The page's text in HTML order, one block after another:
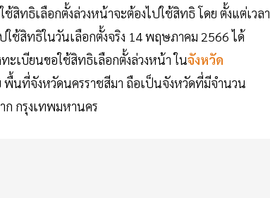
สิทธิเลือกตั้งล่วงหน้าจะต้องไปใช้สิทธิ โดย ตั้งแต่เวลา
ช้สิทธิในวันเลือกตั้งจริง 14 พฤษภาคม 2566 ได้
ะเบียนขอใช้สิทธิเลือกตั้งล่วงหน้า ในจังหวัด
พื้นที่จังหวัดนครราชสีมา ถือเป็นจังหวัดที่มีจำนวน
ก กรุงเทพมหานคร